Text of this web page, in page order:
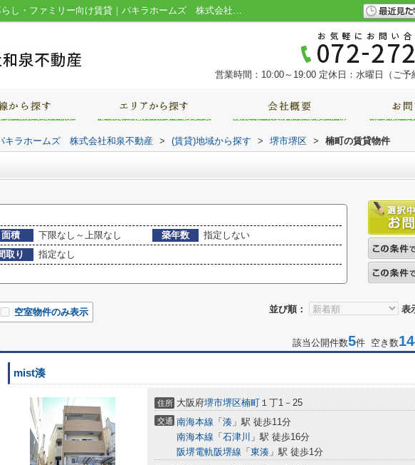
堺市堺区楠町の賃貸物件一覧｜堺市の一人暮らし・ファミリー向け賃貸｜パキラホームズ 株式会社和泉不動産
営業時間：10:00～19:00 定休日：水曜日（ご予
キラホームズ 株式会社和泉不動産 > (賃貸)地域から探す > 堺市堺区 > 楠町の賃貸物件
面積 下限なし～上限なし 築年数
指定しない
取り
指定なし
並び順： 表
空室物件のみ表示
該当公開件数5件 空き数14
mist湊
住所 大阪府堺市堺区楠町 １丁1－25
交通 南海本線 「 湊 」駅 徒歩11分
南海本線 「 石津川 」駅 徒歩16分
阪堺電軌阪堺線 「 東湊 」駅 徒歩1分